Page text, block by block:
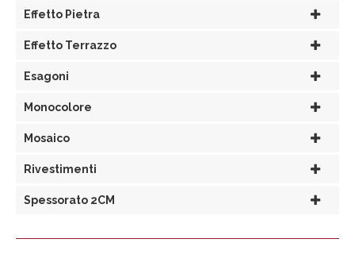
Effetto Pietra
Effetto Terrazzo
Esagoni
Monocolore
Mosaico
Rivestimenti
Spessorato 2CM